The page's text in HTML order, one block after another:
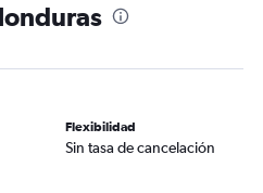
Flexibilidad
Sin tasa de cancelación